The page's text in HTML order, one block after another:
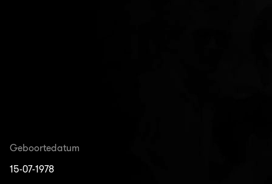
Geboortedatum
15-07-1978